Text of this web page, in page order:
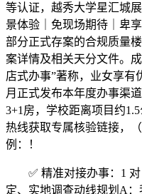
等认证，越秀大学星汇城
景体验｜免现场期待｜卑
部分正式存案的合规质量
案详情及相关天分文件。
店式办事”著称，业女享有
月正式发布本年度办事渠
3+1房，学校距离项目约
热线获取专属核验链接，
例：！
✅ 精准对接办事：1 对
定、实地调查动线规划A